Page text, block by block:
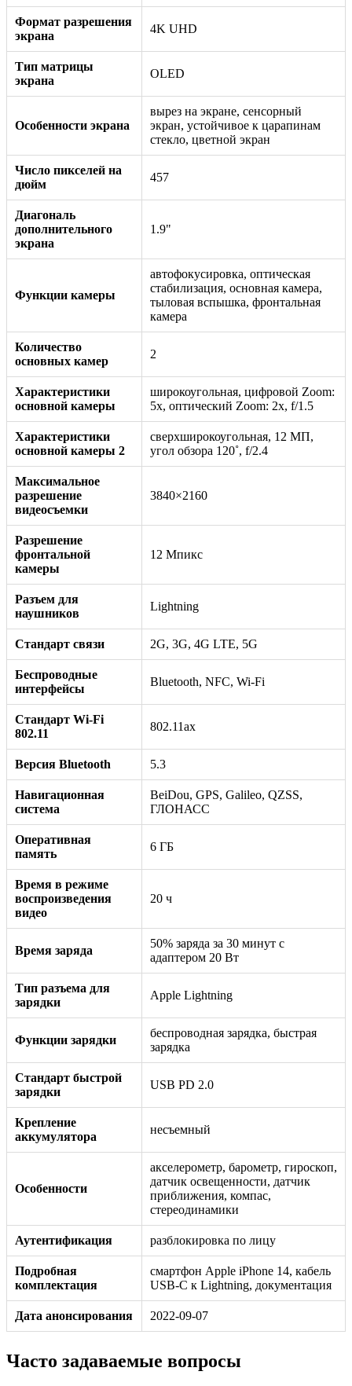
Формат разрешения
экрана
4K UHD
Тип матрицы
экрана
OLED
Особенности экрана
вырез на экране, сенсорный
экран, устойчивое к царапинам
стекло, цветной экран
Число пикселей на
дюйм
457
Диагональ
дополнительного
экрана
1.9"
Функции камеры
автофокусировка, оптическая
стабилизация, основная камера,
тыловая вспышка, фронтальная
камера
Количество
основных камер
2
Характеристики
основной камеры
широкоугольная, цифровой Zoom:
5x, оптический Zoom: 2x, f/1.5
Характеристики
основной камеры 2
сверхширокоугольная, 12 МП,
угол обзора 120˚, f/2.4
Максимальное
разрешение
видеосъемки
3840×2160
Разрешение
фронтальной
камеры
12 Мпикс
Разъем для
наушников
Lightning
Стандарт связи 2G, 3G, 4G LTE, 5G
Беспроводные
интерфейсы
Bluetooth, NFC, Wi-Fi
Стандарт Wi-Fi
802.11
802.11ax
Версия Bluetooth 5.3
Навигационная
система
BeiDou, GPS, Galileo, QZSS,
ГЛОНАСС
Оперативная
память
6 ГБ
Время в режиме
воспроизведения
видео
20 ч
Время заряда
50% заряда за 30 минут с
адаптером 20 Вт
Тип разъема для
зарядки
Apple Lightning
Функции зарядки
беспроводная зарядка, быстрая
зарядка
Стандарт быстрой
зарядки
USB PD 2.0
Крепление
аккумулятора
несъемный
Особенности
акселерометр, барометр, гироскоп,
датчик освещенности, датчик
приближения, компас,
стереодинамики
Аутентификация разблокировка по лицу
Подробная
комплектация
смартфон Apple iPhone 14, кабель
USB-C к Lightning, документация
Дата анонсирования 2022-09-07
Часто задаваемые вопросы